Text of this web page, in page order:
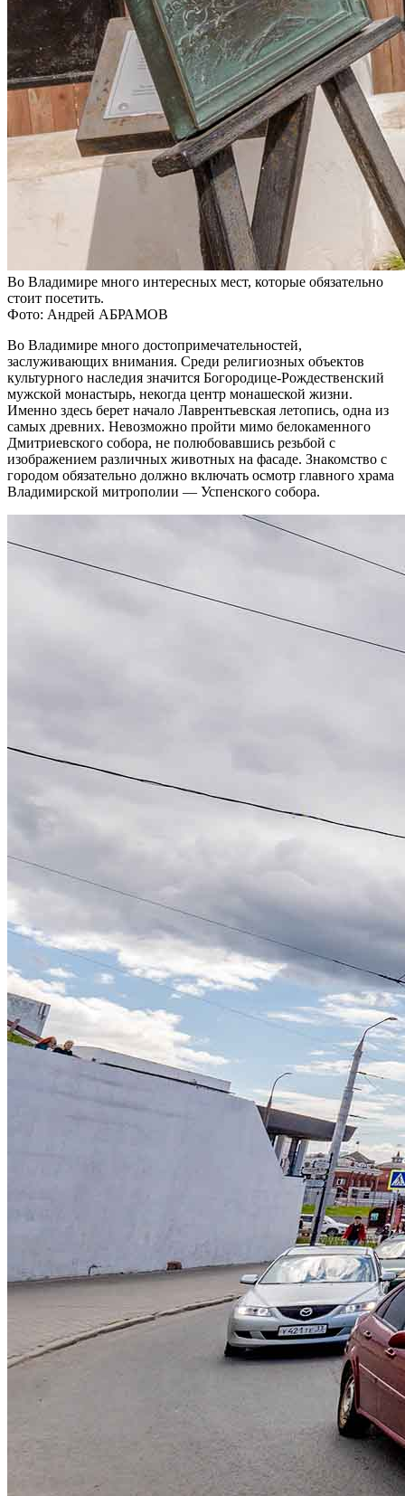
Во Владимире много интересных мест, которые обязательно
стоит посетить.
Фото: Андрей АБРАМОВ
Во Владимире много достопримечательностей,
заслуживающих внимания. Среди религиозных объектов
культурного наследия значится Богородице-Рождественский
мужской монастырь, некогда центр монашеской жизни.
Именно здесь берет начало Лаврентьевская летопись, одна из
самых древних. Невозможно пройти мимо белокаменного
Дмитриевского собора, не полюбовавшись резьбой с
изображением различных животных на фасаде. Знакомство с
городом обязательно должно включать осмотр главного храма
Владимирской митрополии — Успенского собора.